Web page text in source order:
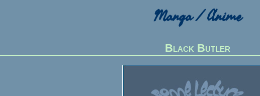
Manga / Anime
Black Butler